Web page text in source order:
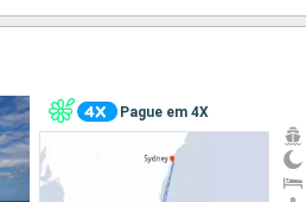
Pague em 4X